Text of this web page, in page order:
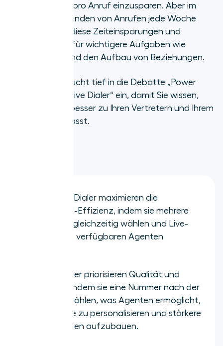
Hauptunterschiede zwischen
Power Dialern und Predictive
Dialern und Predictive Dialern und
wie man sie vermeidet
Wie Sie wissen, ob ein Power Dialer
Häufig gestellte Fragen zu Power
Dialer vs. Predictive Dialer
bis 15 Sekunden pro Anruf einzusparen. Aber im
Laufe von Tausenden von Anrufen jede Woche
summieren sich diese Zeiteinsparungen und
schaffen Raum für wichtigere Aufgaben wie
Weiterbildung und den Aufbau von Beziehungen.
Dieser Artikel taucht tief in die Debatte „Power
Dialer vs. Predictive Dialer“ ein, damit Sie wissen,
welche Lösung besser zu Ihren Vertretern und Ihrem
Unternehmen passt.
Predictive Dialer maximieren die
Outbound-Effizienz, indem sie mehrere
Nummern gleichzeitig wählen und Live-
Anrufe mit verfügbaren Agenten
Power Dialer priorisieren Qualität und
Kontrolle, indem sie eine Nummer nach der
anderen wählen, was Agenten ermöglicht,
Gespräche zu personalisieren und stärkere
Beziehungen aufzubauen.